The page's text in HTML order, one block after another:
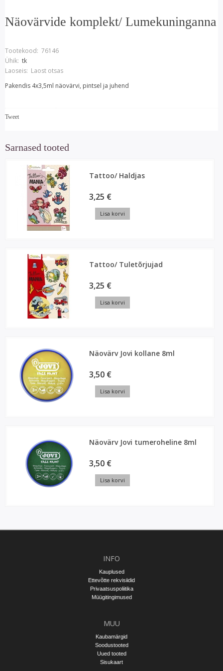
Näovärvide komplekt/ Lumekuninganna
Tootekood: 76146
Ühik: tk
Laoseis: Laost otsas
Pakendis 4x3,5ml näovärvi, pintsel ja juhend
Tweet
Sarnased tooted
Tattoo/ Haldjas
3,25 €
Lisa korvi
Tattoo/ Tuletõrjujad
3,25 €
Lisa korvi
Näovärv Jovi kollane 8ml
3,50 €
Lisa korvi
Näovärv Jovi tumeroheline 8ml
3,50 €
Lisa korvi
INFO
Kauplused
Ettevõtte rekvisiidid
Privaatsuspoliitika
Müügitingimused
MUU
Kaubamärgid
Soodustooted
Uued tooted
Sisukaart